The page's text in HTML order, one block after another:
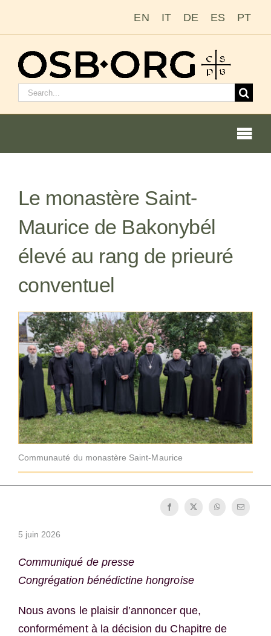
EN IT DE ES PT
Rechercher
L’ordre bénédictin
Devenir moine ou moniale
La médaille de Saint Benoît
NEXUS
Archives OSB.org
Le monastère Saint-
Maurice de Bakonybél
élevé au rang de prieuré
conventuel
Communauté du monastère Saint-Maurice
5 juin 2026
Communiqué de presse
Congrégation bénédictine hongroise
Nous avons le plaisir d’annoncer que,
conformément à la décision du Chapitre de